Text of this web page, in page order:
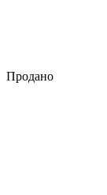
Продано